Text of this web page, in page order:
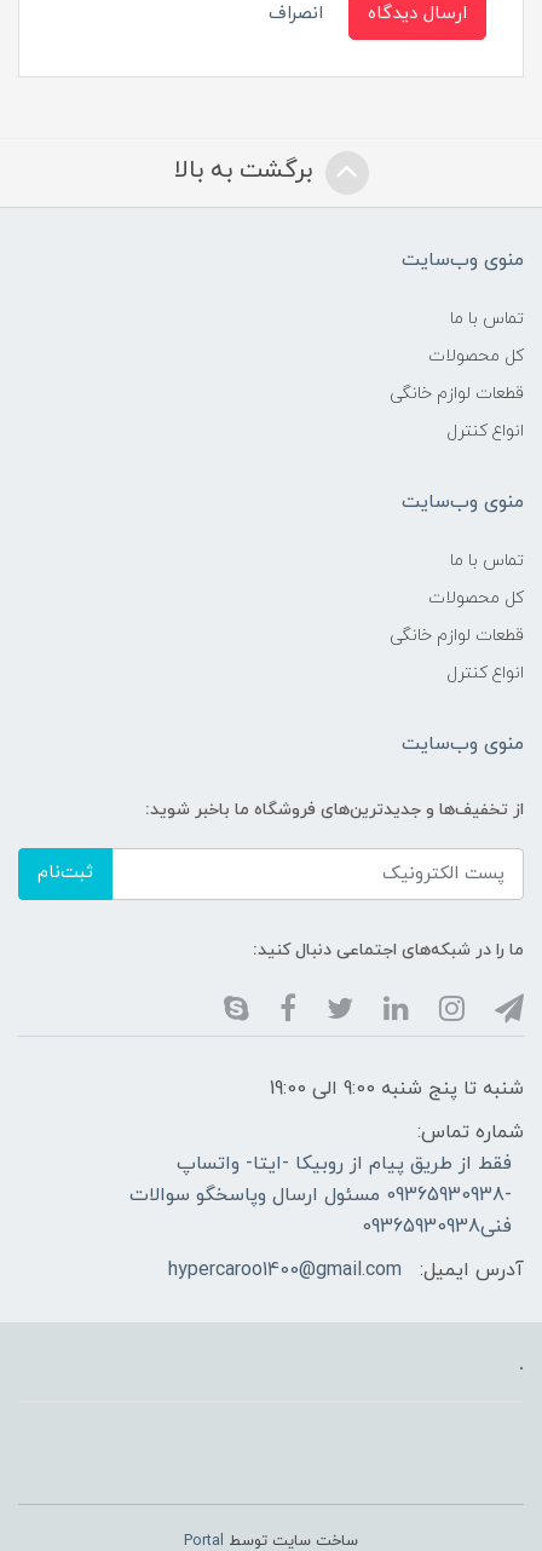
ارسال دیدگاه انصراف
برگشت به بالا
منوی وب‌سایت
تماس با ما
کل محصولات
قطعات لوازم خانگی
انواع کنترل
منوی وب‌سایت
تماس با ما
کل محصولات
قطعات لوازم خانگی
انواع کنترل
منوی وب‌سایت
از تخفیف‌ها و جدیدترین‌های فروشگاه ما باخبر شوید:
ثبت‌نام
ما را در شبکه‌های اجتماعی دنبال کنید:
شنبه تا پنج شنبه 9:00 الی 19:00
شماره تماس:
فقط از طریق پیام از روبیکا -ایتا- واتساپ
-09365930938 مسئول ارسال وپاسخگو سوالات
فنی09365930938
آدرس ایمیل:
hypercaroo1400@gmail.com
.
ساخت سایت توسط Portal